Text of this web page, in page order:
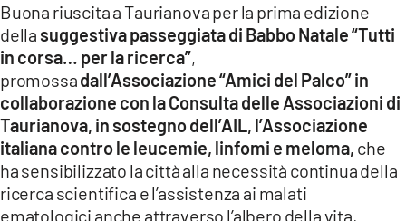
LaC
Network
LACPLAY.IT
LACTV.IT
LACONAIR.IT
LACITYMAG.IT
Buona riuscita a Taurianova per la prima edizione
della suggestiva passeggiata di Babbo Natale “Tutti
in corsa… per la ricerca”,
promossadall’Associazione “Amici del Palco” in
collaborazione con la Consulta delle Associazioni di
Taurianova, in sostegno dell’AIL, l’Associazione
italiana contro le leucemie, linfomi e meloma, che
ha sensibilizzato la città alla necessità continua della
ricerca scientifica e l’assistenza ai malati
ematologici anche attraverso l’albero della vita,